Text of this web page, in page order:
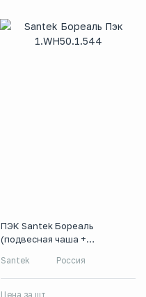
ПЭК Santek Бореаль
(подвесная чаша +
микролифт + панель хром)
Santek Россия
Цена за шт